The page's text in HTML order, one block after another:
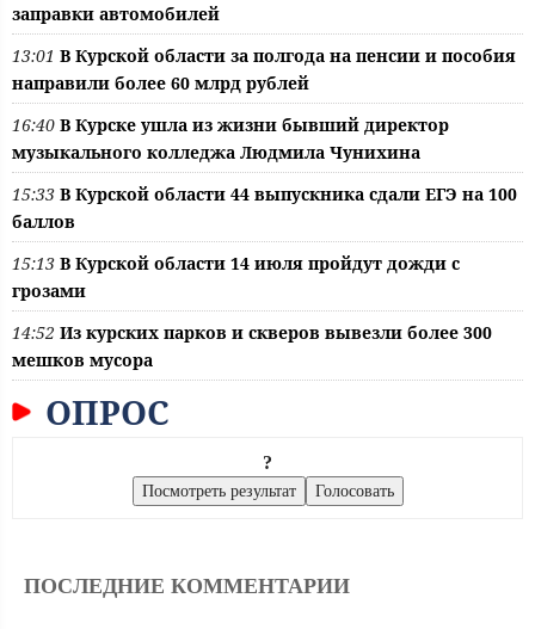
заправки автомобилей
13:01 В Курской области за полгода на пенсии и пособия
направили более 60 млрд рублей
16:40 В Курске ушла из жизни бывший директор
музыкального колледжа Людмила Чунихина
15:33 В Курской области 44 выпускника сдали ЕГЭ на 100
баллов
15:13 В Курской области 14 июля пройдут дожди с
грозами
14:52 Из курских парков и скверов вывезли более 300
мешков мусора
ОПРОС
?
ПОСЛЕДНИЕ КОММЕНТАРИИ